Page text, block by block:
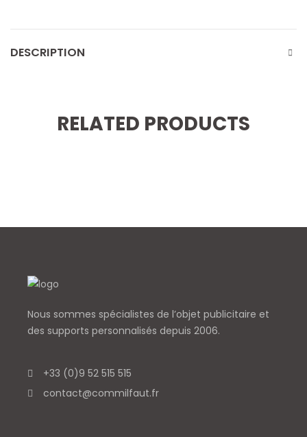
DESCRIPTION
RELATED PRODUCTS
Nous sommes spécialistes de l’objet publicitaire et
des supports personnalisés depuis 2006.
+33 (0)9 52 515 515
contact@commilfaut.fr